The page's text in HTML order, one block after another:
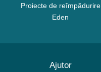
Proiecte de reîmpădurire
Eden
Ajutor